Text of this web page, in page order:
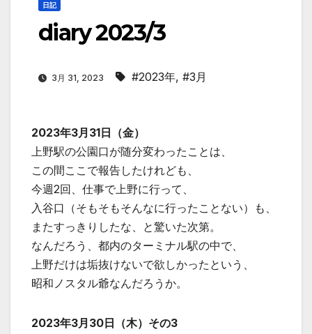
日記
diary 2023/3
3月 31, 2023 #2023年, #3月
2023年3月31日（金）
上野駅の公園口が随分変わったことは、
この間ここで報告したけれども、
今週2回、仕事で上野に行って、
入谷口（そもそもそんなに行ったことない）も、
またすっきりしたな、と驚いた次第。
なんだろう、都内のターミナル駅の中で、
上野だけは垢抜けないで欲しかったという、
昭和ノスタル爺なんだろうか。
2023年3月30日（木）その3